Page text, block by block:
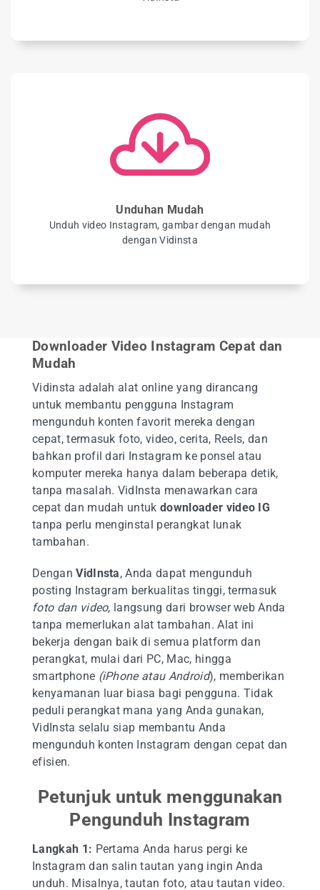
Unduhan Mudah
Unduh video Instagram, gambar dengan mudah
dengan Vidinsta
Downloader Video Instagram Cepat dan
Mudah
Vidinsta adalah alat online yang dirancang
untuk membantu pengguna Instagram
mengunduh konten favorit mereka dengan
cepat, termasuk foto, video, cerita, Reels, dan
bahkan profil dari Instagram ke ponsel atau
komputer mereka hanya dalam beberapa detik,
tanpa masalah. VidInsta menawarkan cara
cepat dan mudah untukdownloader video IG
tanpa perlu menginstal perangkat lunak
tambahan.
DenganVidInsta, Anda dapat mengunduh
posting Instagram berkualitas tinggi, termasuk
foto dan video, langsung dari browser web Anda
tanpa memerlukan alat tambahan. Alat ini
bekerja dengan baik di semua platform dan
perangkat, mulai dari PC, Mac, hingga
smartphone (iPhone atau Android), memberikan
kenyamanan luar biasa bagi pengguna. Tidak
peduli perangkat mana yang Anda gunakan,
VidInsta selalu siap membantu Anda
mengunduh konten Instagram dengan cepat dan
efisien.
Petunjuk untuk menggunakan
Pengunduh Instagram
Langkah 1: Pertama Anda harus pergi ke
Instagram dan salin tautan yang ingin Anda
unduh. Misalnya, tautan foto, atau tautan video.